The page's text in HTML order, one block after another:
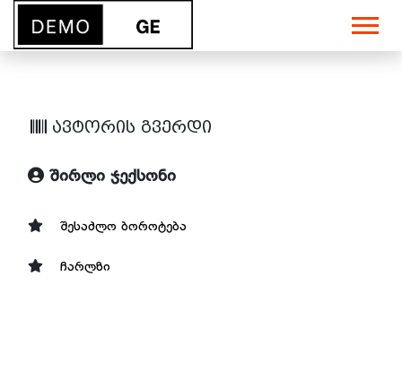
ავტორის გვერდი
შირლი ჯექსონი
შესაძლო ბოროტება
ჩარლზი